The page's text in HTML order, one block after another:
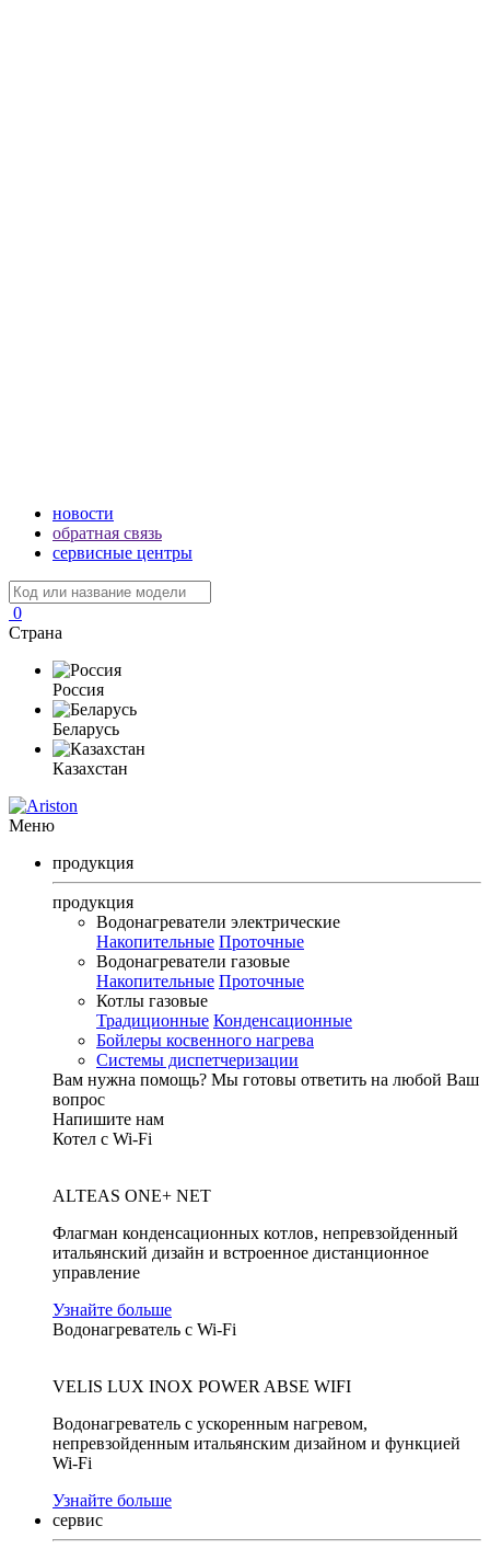
новости
обратная связь
сервисные центры
0
Страна
Россия
Беларусь
Казахстан
Меню
продукция
продукция
Водонагреватели электрические
Накопительные Проточные
Водонагреватели газовые
Накопительные Проточные
Котлы газовые
Традиционные Конденсационные
Бойлеры косвенного нагрева
Системы диспетчеризации
Вам нужна помощь? Мы готовы ответить на любой Ваш
вопрос
Напишите нам
Котел с Wi-Fi
ALTEAS ONE+ NET
Флагман конденсационных котлов, непревзойденный
итальянский дизайн и встроенное дистанционное
управление
Узнайте больше
Водонагреватель с Wi-Fi
VELIS LUX INOX POWER ABSE WIFI
Водонагреватель с ускоренным нагревом,
непревзойденным итальянским дизайном и функцией
Wi-Fi
Узнайте больше
сервис